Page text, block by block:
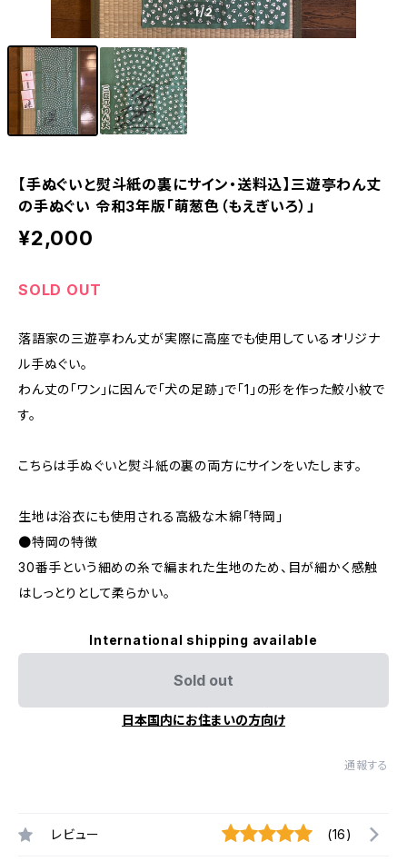
1/2
【手ぬぐいと熨斗紙の裏にサイン・送料込】三遊亭わん丈
の手ぬぐい 令和3年版「萌葱色（もえぎいろ）」
¥2,000
SOLD OUT
落語家の三遊亭わん丈が実際に高座でも使用しているオリジナ
ル手ぬぐい。
わん丈の「ワン」に因んで「犬の足跡」で「1」の形を作った鮫小紋で
す。
こちらは手ぬぐいと熨斗紙の裏の両方にサインをいたします。
生地は浴衣にも使用される高級な木綿「特岡」
●特岡の特徴
30番手という細めの糸で編まれた生地のため、目が細かく感触
はしっとりとして柔らかい。
International shipping available
Sold out
日本国内にお住まいの方向け
通報する
レビュー (16)